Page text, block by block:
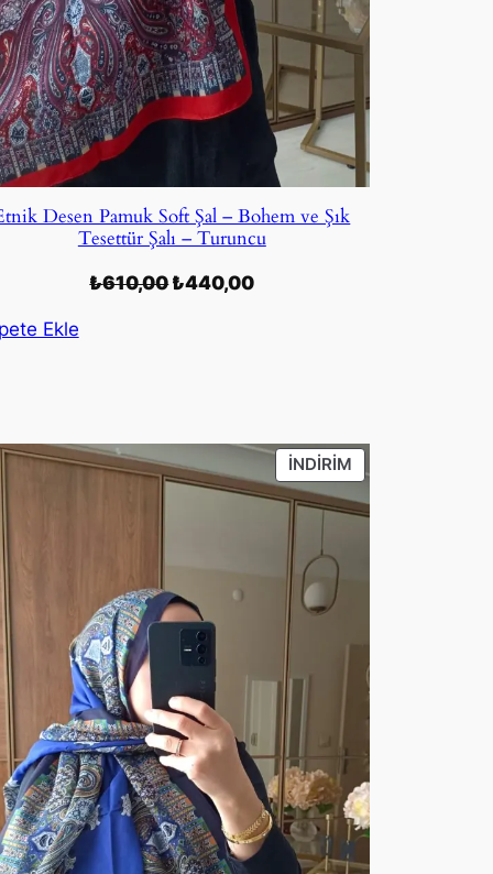
Desen Pamuk Soft Şal – Bohem ve Şık
Tesettür Şalı – Turuncu
₺610,00Orijinal
₺440,00Şu
Ekle
İNDIRIMİNDIRIMDEKI
ÜRÜN